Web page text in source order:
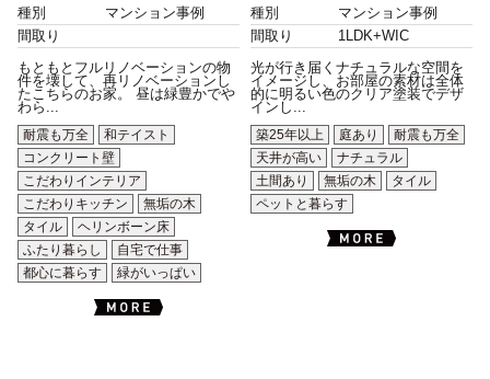
種別
マンション事例
間取り
もともとフルリノベーションの物
件を壊して、再リノベーションし
たこちらのお家。 昼は緑豊かでや
わら...
耐震も万全
和テイスト
コンクリート壁
こだわりインテリア
こだわりキッチン
無垢の木
タイル
ヘリンボーン床
ふたり暮らし
自宅で仕事
都心に暮らす
緑がいっぱい
種別
マンション事例
間取り
1LDK+WIC
光が行き届くナチュラルな空間を
イメージし、お部屋の素材は全体
的に明るい色のクリア塗装でデザ
インし...
築25年以上
庭あり
耐震も万全
天井が高い
ナチュラル
土間あり
無垢の木
タイル
ペットと暮らす